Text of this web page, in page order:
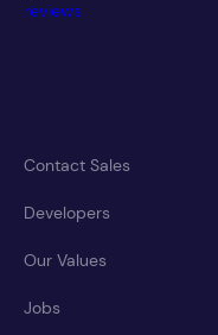
Contact Sales
Developers
Our Values
Jobs